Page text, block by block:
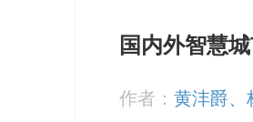
国内外智慧
作者：黄沣爵、